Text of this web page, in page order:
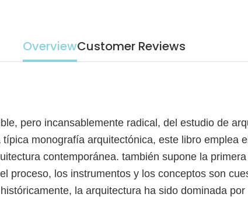
OverviewCustomer Reviews
pero incansablemente radical, del estudio de
monografía arquitectónica, este libro emplea
contemporánea. también supone la
proceso, los instrumentos y los conceptos son
la arquitectura ha sido dominada